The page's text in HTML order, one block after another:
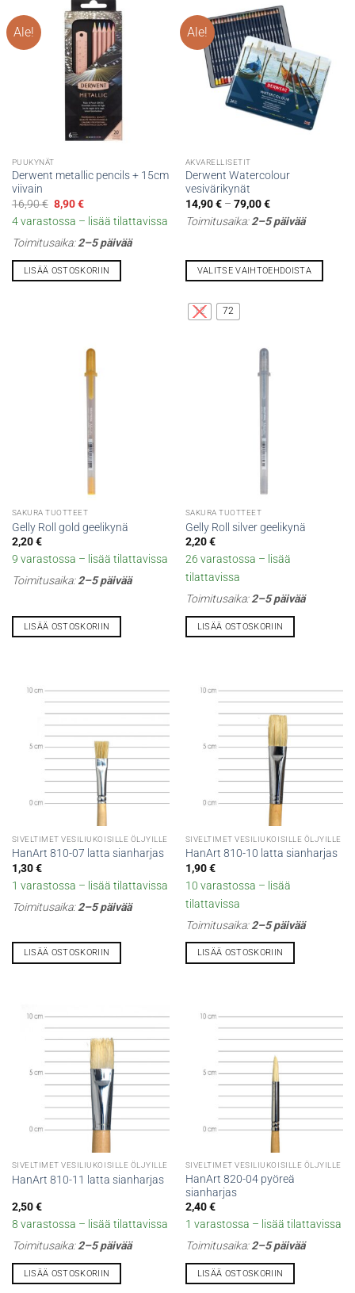
tehdä
valinnat
tuotteen
sivulla.
Ale!
PUUKYNÄT
Derwent metallic pencils + 15cm
viivain
16,90€ Alkuperäinen
hinta
oli:
8,90€Nykyinen
on:
4 varastossa – lisää tilattavissa
Toimitusaika:2–5 päivää
LISÄÄ OSTOSKORIIN
Ale!
AKVARELLISETIT
Derwent Watercolour
vesivärikynät
14,90€ – 79,00€Hintaluokka:
-
Toimitusaika:2–5 päivää
VALITSE VAIHTOEHDOISTA
tuotteella
on
12 72
SAKURA TUOTTEET
Gelly Roll gold geelikynä
2,20€
9 varastossa – lisää tilattavissa
Toimitusaika:2–5 päivää
LISÄÄ OSTOSKORIIN
SAKURA TUOTTEET
Gelly Roll silver geelikynä
2,20€
26 varastossa – lisää
tilattavissa
Toimitusaika:2–5 päivää
LISÄÄ OSTOSKORIIN
SIVELTIMET VESILIUKOISILLE ÖLJYILLE
HanArt 810-07 latta sianharjas
1,30€
1 varastossa – lisää tilattavissa
Toimitusaika:2–5 päivää
LISÄÄ OSTOSKORIIN
SIVELTIMET VESILIUKOISILLE ÖLJYILLE
HanArt 810-10 latta sianharjas
1,90€
10 varastossa – lisää
tilattavissa
Toimitusaika:2–5 päivää
LISÄÄ OSTOSKORIIN
SIVELTIMET VESILIUKOISILLE ÖLJYILLE
HanArt 810-11 latta sianharjas
2,50€
8 varastossa – lisää tilattavissa
Toimitusaika:2–5 päivää
LISÄÄ OSTOSKORIIN
SIVELTIMET VESILIUKOISILLE ÖLJYILLE
HanArt 820-04 pyöreä
sianharjas
2,40€
1 varastossa – lisää tilattavissa
Toimitusaika:2–5 päivää
LISÄÄ OSTOSKORIIN